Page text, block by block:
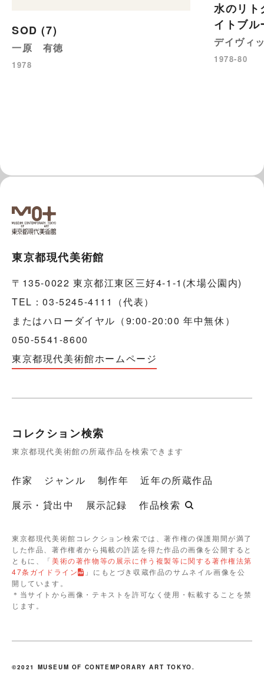
SOD (7)
一原 有徳
1978
水のリト
イトブ
デイヴィ
1978-80
東京都現代美術館
〒135-0022 東京都江東区三好4-1-1(木場公園内)
TEL：03-5245-4111（代表）
またはハローダイヤル（9:00-20:00 年中無休）
050-5541-8600
東京都現代美術館ホームページ
コレクション検索
東京都現代美術館の所蔵作品を検索できます
作家 ジャンル 制作年
近年の所蔵作品
展示・貸出中
展示記録 作品検索
東京都現代美術館コレクション検索では、著作権の保護期間が満了
した作品、著作権者から掲載の許諾を得た作品の画像を公開すると
ともに、「美術の著作物等の展示に伴う複製等に関する著作権法第
47条ガイドライン
」にもとづき収蔵作品のサムネイル画像を公
開しています。
＊当サイトから画像・テキストを許可なく使用・転載することを禁
じます。
©2021 MUSEUM OF CONTEMPORARY ART TOKYO.